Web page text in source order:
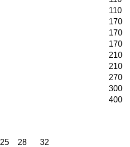
110
170
170
170
210
210
270
300
400
25 28
32